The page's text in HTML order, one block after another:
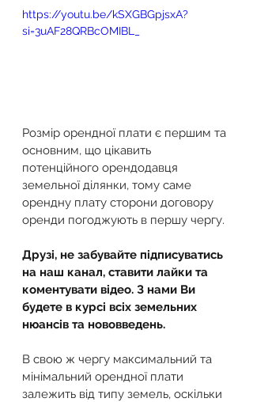
https://youtu.be/kSXGBGpjsxA?
si=3uAF28QRBcOMIBL_
Розмір орендної плати є першим та
основним, що цікавить
потенційного орендодавця
земельної ділянки, тому саме
орендну плату сторони договору
оренди погоджують в першу чергу.
Друзі, не забувайте підписуватись
на наш канал, ставити лайки та
коментувати відео. З нами Ви
будете в курсі всіх земельних
нюансів та нововведень.
В свою ж чергу максимальний та
мінімальний орендної плати
залежить від типу земель, оскільки